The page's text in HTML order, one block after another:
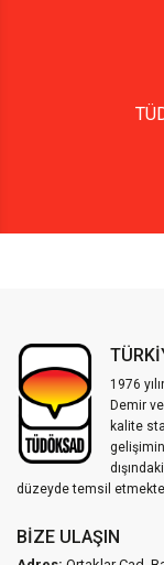
1976
Demir
kalite
düzeyde temsil
BIZE ULAŞIN